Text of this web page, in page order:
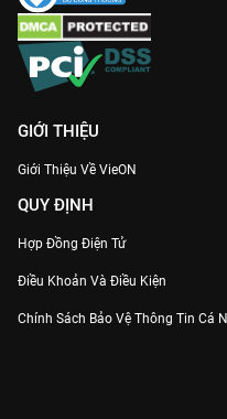
GIỚI THIỆU
Giới Thiệu Về VieON
QUY ĐỊNH
Hợp Đồng Điện Tử
Điều Khoản Và Điều Kiện
Chính Sách Bảo Vệ Thông Tin Cá